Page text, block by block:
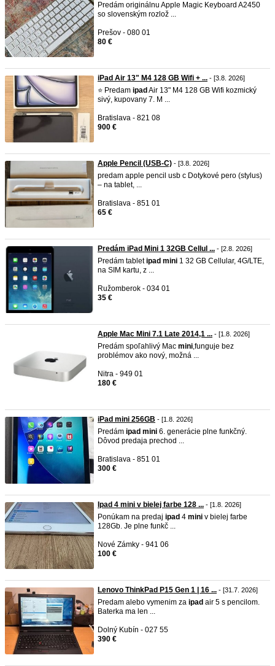
Predám originálnu Apple Magic Keyboard A2450
so slovenským rozlož ...
Prešov - 080 01
80 €
iPad Air 13" M4 128 GB Wifi + ... - [3.8. 2026]
⭐ Predam ipad Air 13" M4 128 GB Wifi kozmický
sivý, kupovany 7. M ...
Bratislava - 821 08
900 €
Apple Pencil (USB-C) - [3.8. 2026]
predam apple pencil usb c Dotykové pero (stylus)
– na tablet, ...
Bratislava - 851 01
65 €
Predám iPad Mini 1 32GB Cellul ... - [2.8. 2026]
Predám tabletipad mini 1 32 GB Cellular, 4G/LTE,
na SIM kartu, z ...
Ružomberok - 034 01
35 €
Apple Mac Mini 7.1 Late 2014,1 ... - [1.8. 2026]
Predám spoľahlivý Mac mini,funguje bez
problémov ako nový, možná ...
Nitra - 949 01
180 €
iPad mini 256GB - [1.8. 2026]
Predám ipad mini 6. generácie plne funkčný.
Dôvod predaja prechod ...
Bratislava - 851 01
300 €
Ipad 4 mini v bielej farbe 128 ... - [1.8. 2026]
Ponúkam na predaj ipad 4 mini v bielej farbe
128Gb. Je plne funkč ...
Nové Zámky - 941 06
100 €
Lenovo ThinkPad P15 Gen 1 | 16 ... - [31.7. 2026]
Predam alebo vymenim za ipad air 5 s pencilom.
Baterka ma len ...
Dolný Kubín - 027 55
390 €